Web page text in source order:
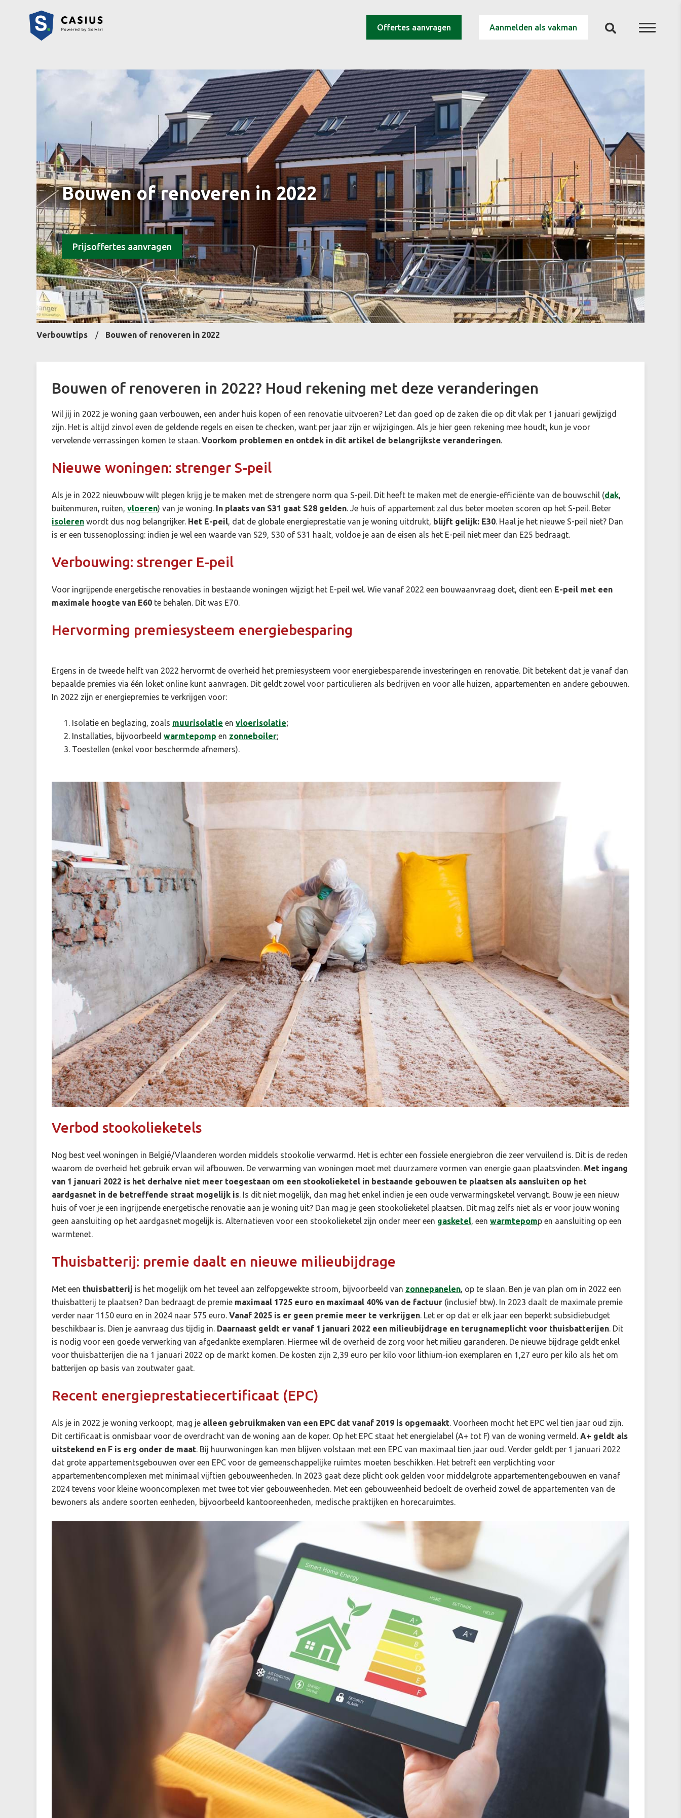
Offertes aanvragen Aanmelden als vakman
Bouwen of renoveren in 2022
Prijsoffertes aanvragen
Verbouwtips Bouwen of renoveren in 2022
Bouwen of renoveren in 2022? Houd rekening met deze veranderingen
Wil jij in 2022 je woning gaan verbouwen, een ander huis kopen of een renovatie uitvoeren? Let dan goed op de zaken die op dit vlak per 1 januari gewijzigd
zijn. Het is altijd zinvol even de geldende regels en eisen te checken, want per jaar zijn er wijzigingen. Als je hier geen rekening mee houdt, kun je voor
vervelende verrassingen komen te staan. Voorkom problemen en ontdek in dit artikel de belangrijkste veranderingen.
Nieuwe woningen: strenger S-peil
Als je in 2022 nieuwbouw wilt plegen krijg je te maken met de strengere norm qua S-peil. Dit heeft te maken met de energie-efficiënte van de bouwschil (dak,
buitenmuren, ruiten, vloeren) van je woning. In plaats van S31 gaat S28 gelden. Je huis of appartement zal dus beter moeten scoren op het S-peil. Beter
isoleren wordt dus nog belangrijker. Het E-peil, dat de globale energieprestatie van je woning uitdrukt, blijft gelijk: E30. Haal je het nieuwe S-peil niet? Dan
is er een tussenoplossing: indien je wel een waarde van S29, S30 of S31 haalt, voldoe je aan de eisen als het E-peil niet meer dan E25 bedraagt.
Verbouwing: strenger E-peil
Voor ingrijpende energetische renovaties in bestaande woningen wijzigt het E-peil wel. Wie vanaf 2022 een bouwaanvraag doet, dient een E-peil met een
maximale hoogte van E60 te behalen. Dit was E70.
Hervorming premiesysteem energiebesparing
Ergens in de tweede helft van 2022 hervormt de overheid het premiesysteem voor energiebesparende investeringen en renovatie. Dit betekent dat je vanaf dan
bepaalde premies via één loket online kunt aanvragen. Dit geldt zowel voor particulieren als bedrijven en voor alle huizen, appartementen en andere gebouwen.
In 2022 zijn er energiepremies te verkrijgen voor:
Isolatie en beglazing, zoals muurisolatie en vloerisolatie;
Installaties, bijvoorbeeld warmtepomp en zonneboiler;
Toestellen (enkel voor beschermde afnemers).
Verbod stookolieketels
Nog best veel woningen in België/Vlaanderen worden middels stookolie verwarmd. Het is echter een fossiele energiebron die zeer vervuilend is. Dit is de reden
waarom de overheid het gebruik ervan wil afbouwen. De verwarming van woningen moet met duurzamere vormen van energie gaan plaatsvinden. Met ingang
van 1 januari 2022 is het derhalve niet meer toegestaan om een stookolieketel in bestaande gebouwen te plaatsen als aansluiten op het
aardgasnet in de betreffende straat mogelijk is. Is dit niet mogelijk, dan mag het enkel indien je een oude verwarmingsketel vervangt. Bouw je een nieuw
huis of voer je een ingrijpende energetische renovatie aan je woning uit? Dan mag je geen stookolieketel plaatsen. Dit mag zelfs niet als er voor jouw woning
geen aansluiting op het aardgasnet mogelijk is. Alternatieven voor een stookolieketel zijn onder meer een gasketel, een warmtepomp en aansluiting op een
warmtenet.
Thuisbatterij: premie daalt en nieuwe milieubijdrage
Met een thuisbatterij is het mogelijk om het teveel aan zelfopgewekte stroom, bijvoorbeeld van zonnepanelen, op te slaan. Ben je van plan om in 2022 een
thuisbatterij te plaatsen? Dan bedraagt de premie maximaal 1725 euro en maximaal 40% van de factuur (inclusief btw). In 2023 daalt de maximale premie
verder naar 1150 euro en in 2024 naar 575 euro. Vanaf 2025 is er geen premie meer te verkrijgen. Let er op dat er elk jaar een beperkt subsidiebudget
beschikbaar is. Dien je aanvraag dus tijdig in. Daarnaast geldt er vanaf 1 januari 2022 een milieubijdrage en terugnameplicht voor thuisbatterijen. Dit
is nodig voor een goede verwerking van afgedankte exemplaren. Hiermee wil de overheid de zorg voor het milieu garanderen. De nieuwe bijdrage geldt enkel
voor thuisbatterijen die na 1 januari 2022 op de markt komen. De kosten zijn 2,39 euro per kilo voor lithium-ion exemplaren en 1,27 euro per kilo als het om
batterijen op basis van zoutwater gaat.
Recent energieprestatiecertificaat (EPC)
Als je in 2022 je woning verkoopt, mag je alleen gebruikmaken van een EPC dat vanaf 2019 is opgemaakt. Voorheen mocht het EPC wel tien jaar oud zijn.
Dit certificaat is onmisbaar voor de overdracht van de woning aan de koper. Op het EPC staat het energielabel (A+ tot F) van de woning vermeld. A+ geldt als
uitstekend en F is erg onder de maat. Bij huurwoningen kan men blijven volstaan met een EPC van maximaal tien jaar oud. Verder geldt per 1 januari 2022
dat grote appartementsgebouwen over een EPC voor de gemeenschappelijke ruimtes moeten beschikken. Het betreft een verplichting voor
appartementencomplexen met minimaal vijftien gebouweenheden. In 2023 gaat deze plicht ook gelden voor middelgrote appartementengebouwen en vanaf
2024 tevens voor kleine wooncomplexen met twee tot vier gebouweenheden. Met een gebouweenheid bedoelt de overheid zowel de appartementen van de
bewoners als andere soorten eenheden, bijvoorbeeld kantooreenheden, medische praktijken en horecaruimtes.